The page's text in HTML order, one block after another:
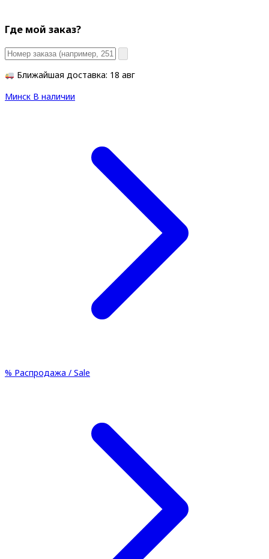
Где мой заказ?
Ближайшая доставка: 18 авг
Минск В наличии
% Распродажа / Sale